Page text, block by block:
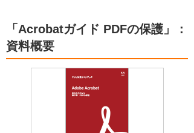
「Acrobatガイド PDFの保護」：
資料概要